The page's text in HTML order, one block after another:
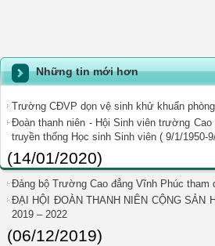
Những tin mới hơn
Trường CĐVP dọn vệ sinh khử khuẩn
Đoàn thanh niên - Hội Sinh viên trường
truyền thống Học sinh Sinh viên ( 9/1/1950-
(14/01/2020)
Đảng bộ Trường Cao đẳng Vĩnh Phúc
ĐẠI HỘI ĐOÀN THANH NIÊN CỘNG SẢN
2019 – 2022
(06/12/2019)